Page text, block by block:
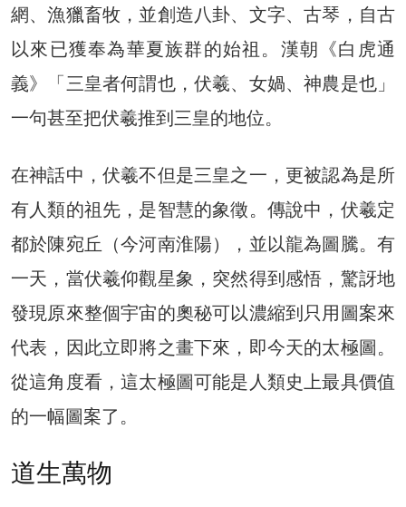
網、漁獵畜牧，並創造八卦、文字、古琴，自古
以來已獲奉為華夏族群的始祖。漢朝《白虎通
義》「三皇者何謂也，伏羲、女媧、神農是也」
一句甚至把伏羲推到三皇的地位。
在神話中，伏羲不但是三皇之一，更被認為是所
有人類的祖先，是智慧的象徵。傳說中，伏羲定
都於陳宛丘（今河南淮陽），並以龍為圖騰。有
一天，當伏羲仰觀星象，突然得到感悟，驚訝地
發現原來整個宇宙的奧秘可以濃縮到只用圖案來
代表，因此立即將之畫下來，即今天的太極圖。
從這角度看，這太極圖可能是人類史上最具價值
的一幅圖案了。
道生萬物